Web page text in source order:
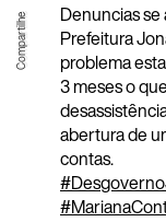
Denuncias
Prefeitura
problema
3 meses o
abertura de
contas.
#
#